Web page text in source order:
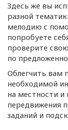
Здесь же вы
разной
мелодию с
попробуете
проверите
по
Облегчить вам
необходимой
на местности
передвижения
заданий и